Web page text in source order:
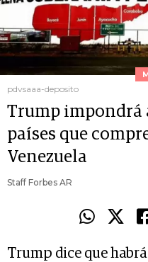
pdvsaaa-deposito
Trump impondrá
países que
Venezuela
Staff Forbes AR
Trump dice que